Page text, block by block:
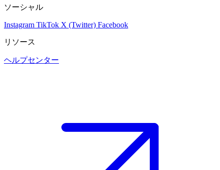
ソーシャル
Instagram TikTok X (Twitter) Facebook
リソース
ヘルプセンター